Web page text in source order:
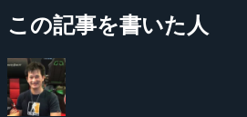
この記事を書いた人